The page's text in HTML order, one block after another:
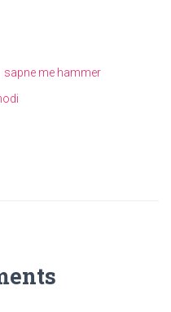
sapne me hammer